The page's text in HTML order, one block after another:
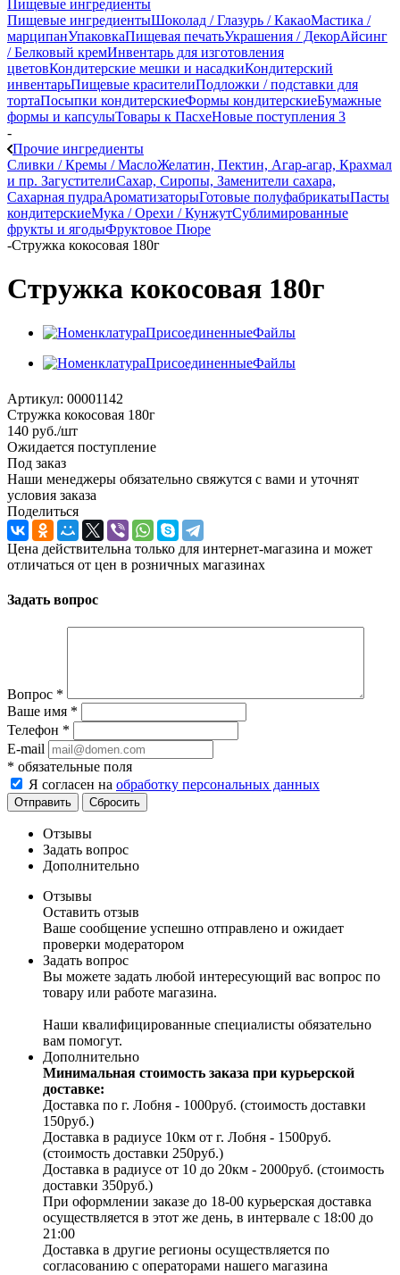
Пищевые ингредиенты
Пищевые ингредиентыШоколад / Глазурь / КакаоМастика /
марципанУпаковкаПищевая печатьУкрашения / ДекорАйсинг
/ Белковый кремИнвентарь для изготовления
цветовКондитерские мешки и насадкиКондитерский
инвентарьПищевые красителиПодложки / подставки для
тортаПосыпки кондитерскиеФормы кондитерскиеБумажные
формы и капсулыТовары к ПасхеНовые поступления 3
-
Прочие ингредиенты
Сливки / Кремы / МаслоЖелатин, Пектин, Агар-агар, Крахмал
и пр. ЗагустителиСахар, Сиропы, Заменители сахара,
Сахарная пудраАроматизаторыГотовые полуфабрикатыПасты
кондитерскиеМука / Орехи / КунжутСублимированные
фрукты и ягодыФруктовое Пюре
-Стружка кокосовая 180г
Стружка кокосовая 180г
Артикул: 00001142
Стружка кокосовая 180г
140 руб./шт
Ожидается поступление
Под заказ
Наши менеджеры обязательно свяжутся с вами и уточнят
условия заказа
Поделиться
Цена действительна только для интернет-магазина и может
отличаться от цен в розничных магазинах
Задать вопрос
Вопрос *
Ваше имя *
Телефон *
E-mail
* обязательные поля
Я согласен на обработку персональных данных
Отправить Сбросить
Отзывы
Задать вопрос
Дополнительно
Отзывы
Оставить отзыв
Ваше сообщение успешно отправлено и ожидает
проверки модератором
Задать вопрос
Вы можете задать любой интересующий вас вопрос по
товару или работе магазина.
Наши квалифицированные специалисты обязательно
вам помогут.
Дополнительно
Минимальная стоимость заказа при курьерской
доставке:
Доставка по г. Лобня - 1000руб. (стоимость доставки
150руб.)
Доставка в радиусе 10км от г. Лобня - 1500руб.
(стоимость доставки 250руб.)
Доставка в радиусе от 10 до 20км - 2000руб. (стоимость
доставки 350руб.)
При оформлении заказе до 18-00 курьерская доставка
осуществляется в этот же день, в интервале с 18:00 до
21:00
Доставка в другие регионы осуществляется по
согласованию с операторами нашего магазина